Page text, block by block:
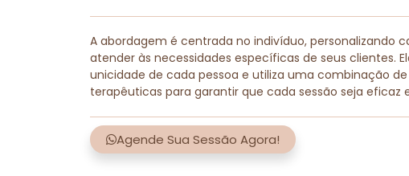
A abordagem é centrada no indivíduo, personalizando
atender às necessidades específicas de seus clientes.
unicidade de cada pessoa e utiliza uma combinação
terapêuticas para garantir que cada sessão seja eficaz
Agende Sua Sessão Agora!